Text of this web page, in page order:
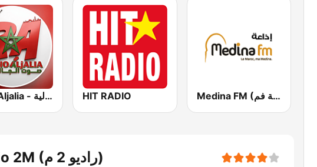
Radio Aljalia - راديو الجالية HIT RADIO Medina FM (إذاعة مدينة فم)
Radio 2M (راديو 2 م)